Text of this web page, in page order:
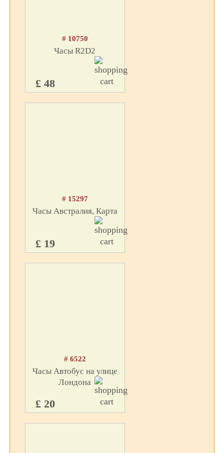
# 10750
Часы R2D2
£ 48
# 15297
Часы Австралия, Карта
£ 19
# 6522
Часы Автобус на улице
Лондона
£ 20